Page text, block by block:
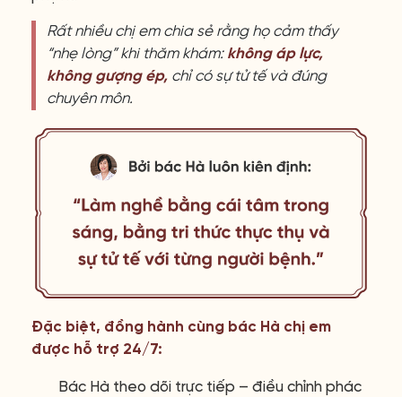
Rất nhiều chị em chia sẻ rằng họ cảm thấy
“nhẹ lòng” khi thăm khám: không áp lực,
không gượng ép, chỉ có sự tử tế và đúng
chuyên môn.
Đặc biệt, đồng hành cùng bác Hà chị em
được hỗ trợ 24/7:
Bác Hà theo dõi trực tiếp – điều chỉnh phác